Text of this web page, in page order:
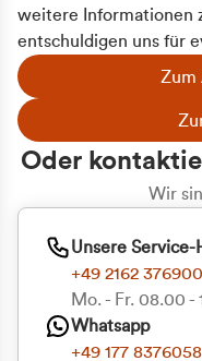
weitere Informationen
entschuldigen uns für
Zum
Oder
Wir
Unsere
+49 2162
Mo. - Fr. 08.00 -
Whatsapp
+49 177 8376058